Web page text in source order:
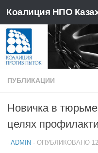
Перейти к
ПУБЛИКАЦИИ
Новичка в
целях
- ADMIN · ОПУБЛИКОВАНО